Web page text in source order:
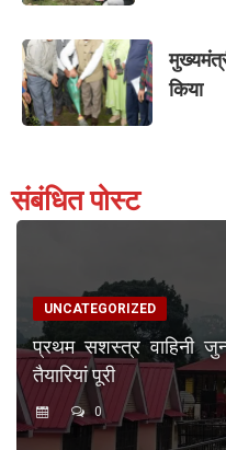
किया
संबंधित पोस्ट
UNCATEGORIZED
प्रथम सशस्त्र वाहिनी
तैयारियां पूरी
0